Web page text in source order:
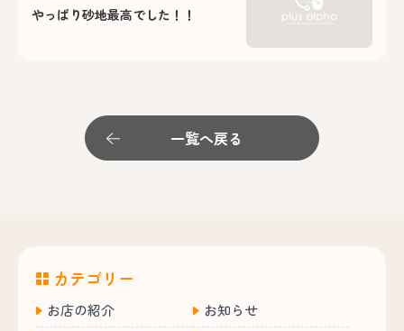
やっぱり砂地最高でした！！
一覧へ戻る
カテゴリー
お店の紹介
お知らせ